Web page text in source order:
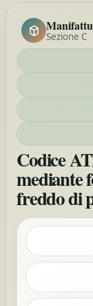
Sezione C
Codice
mediante
freddo di